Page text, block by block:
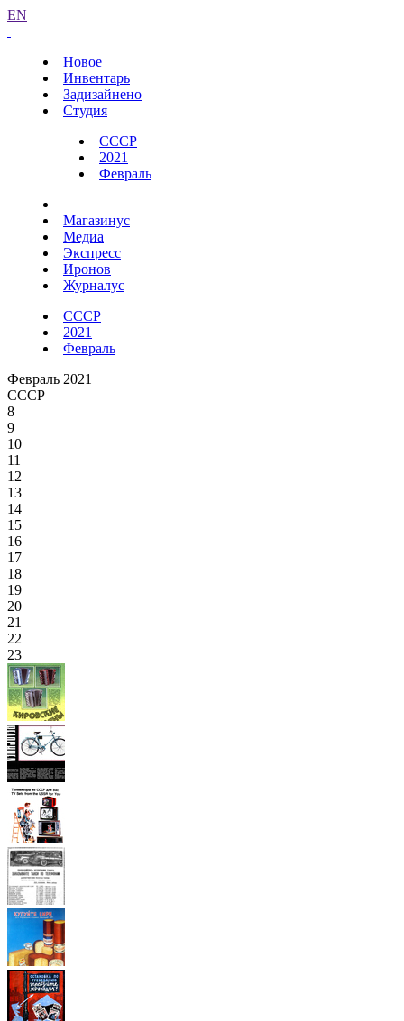
EN
Новое
Инвентарь
Задизайнено
Студия
СССР
2021
Февраль
Магазинус
Медиа
Экспресс
Иронов
Журналус
СССР
2021
Февраль
Февраль 2021
СССР
8
9
10
11
12
13
14
15
16
17
18
19
20
21
22
23